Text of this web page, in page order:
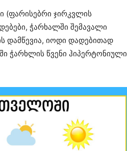
(ფარისებრი ჯირკვლის
ჭარხალში შემავალი
დამწევია, იოდი დადებითად
ჭარხლის წვენი ჰიპერტონიული